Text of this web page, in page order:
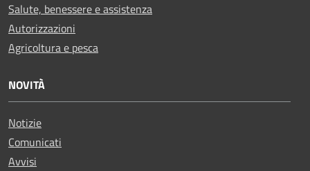
Salute, benessere e assistenza
Autorizzazioni
Agricoltura e pesca
NOVITÀ
Notizie
Comunicati
Avvisi